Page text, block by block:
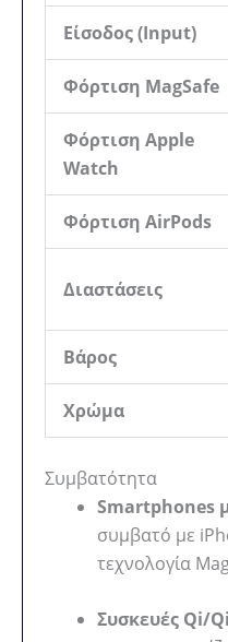
Είσοδος (Input)
Φόρτιση MagSafe
Φόρτιση Apple
Watch
Φόρτιση AirPods
Διαστάσεις
Βάρος
Χρώμα
Συμβατότητα
Smartphones
συμβατό με
τεχνολογία
Συσκευές Qi/